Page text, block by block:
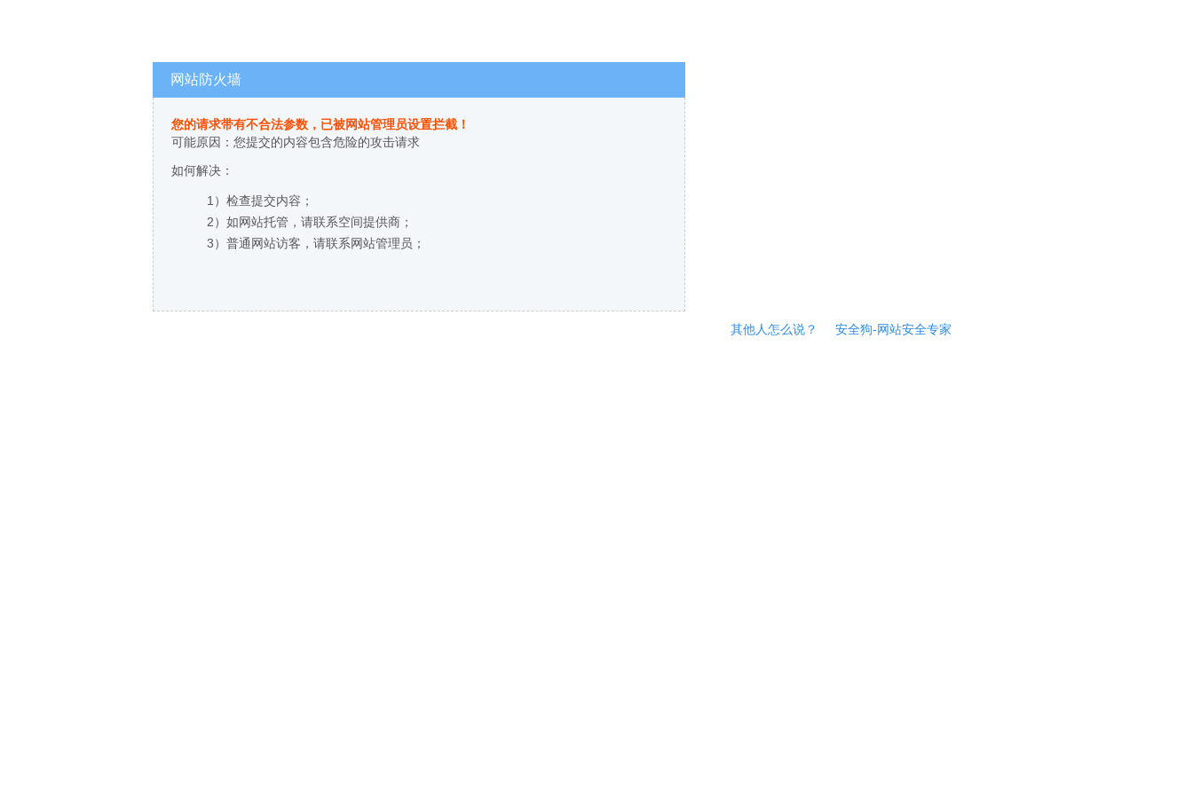
网站防火墙
您的请求带有不合法参数，已被网站管理员设置拦截！
可能原因：您提交的内容包含危险的攻击请求
如何解决：
1）检查提交内容；
2）如网站托管，请联系空间提供商；
3）普通网站访客，请联系网站管理员；
其他人怎么说？ 安全狗-网站安全专家